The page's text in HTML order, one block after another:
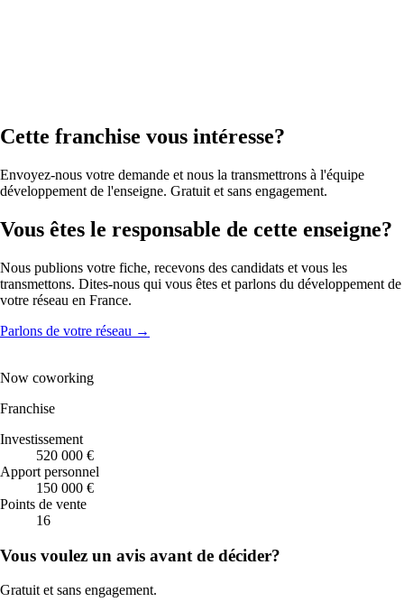
Cette franchise vous intéresse?
Envoyez-nous votre demande et nous la transmettrons à l'équipe
développement de l'enseigne. Gratuit et sans engagement.
Vous êtes le responsable de cette enseigne?
Nous publions votre fiche, recevons des candidats et vous les
transmettons. Dites-nous qui vous êtes et parlons du développement de
votre réseau en France.
Parlons de votre réseau →
Now coworking
Franchise
Investissement
520 000 €
Apport personnel
150 000 €
Points de vente
16
Vous voulez un avis avant de décider?
Gratuit et sans engagement.